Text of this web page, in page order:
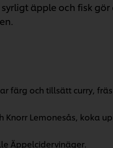
äpple och fisk
färg och tillsätt curry,
Lemonesås, koka
Äppelcidervinäger.